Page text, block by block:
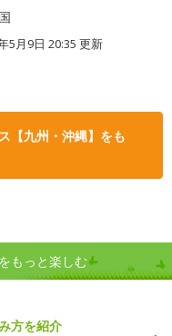
5月9日 20:35 更新
【九州・沖縄】をも
もっと楽しむ
方を紹介